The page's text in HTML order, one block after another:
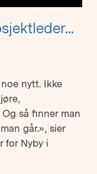
Enter
nytt. Ikke
så finner man
går.», sier
for Nyby i